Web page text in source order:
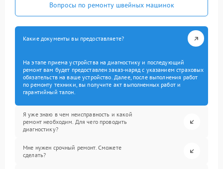
Вопросы по ремонту швейных машинок
Какие документы вы предоставляете?
На этапе приема устройства на диагностику и последующий
ремонт вам будет предоставлен заказ-наряд с указанием страховых
обязательств на ваше устройство. Далее, после выполнения работ
по ремонту техники, вы получите акт выполненных работ и
гарантийный талон.
Я уже знаю в чем неисправность и какой
ремонт необходим. Для чего проводить
диагностику?
Мне нужен срочный ремонт. Сможете
сделать?